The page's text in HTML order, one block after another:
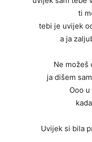
ti
tebi je uvijek
a ja
Ne možeš
ja dišem
Ooo
Uvijek si bila